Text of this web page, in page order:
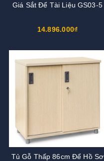
Giá Sắt Để Tài Liệu GS03-5
14.896.000₫
Tủ Gỗ Thấp 86cm Để Hồ Sơ